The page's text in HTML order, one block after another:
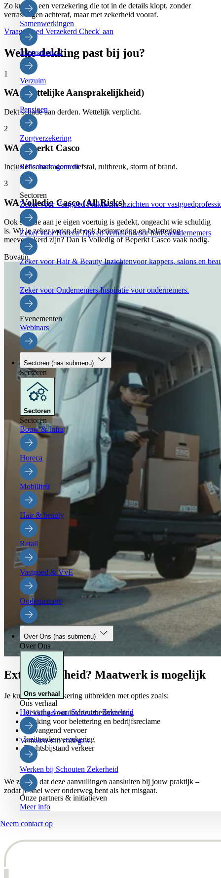
Samenwerkingen
Internationaal
Verzuim
Pensioen
Zorgverzekering
Risicomanagement
Sectoren
Zeker voor VastgoedPraktische inzichten voor
Zeker voor HorecaTips en verhalen voor horecaondernemers
Zeker voor Hair & BeautyInzichtenvoor kappers, salons en
Zeker voor OndernemersInspiratie voor ondernemers.
Evenementen
Webinars
Sectoren (has submenu)
Sectoren
Sectoren
Sectoren
Bouw & Infra
Horeca
Mobiliteit
Hair & beauty
Retail
Vastgoed & VvE
Ondernemers
Over Ons (has submenu)
Over Ons
Ons verhaal
Ons verhaal
Het verhaal van Schouten Zekerheid
Verhalen van collega's
Werken bij Schouten Zekerheid
Onze partners & initiatieven
Meer info
Neem contact op
Zo krijg je een verzekering die tot in de details klopt, zonder
verrassingen achteraf, maar met zekerheid vooraf.
Vraag 'Goed Verzekerd Check' aan
Welke dekking past bij jou?
1
WA (Wettelijke Aansprakelijkheid)
Dekt schade aan derden. Wettelijk verplicht.
2
WA Beperkt Casco
Inclusief schade door diefstal, ruitbreuk, storm of brand.
3
WA Volledig Casco (All Risks)
Ook schade aan je eigen voertuig is gedekt, ongeacht wie schuldig
is. Wil je zeker weten dat ook betimmering en belettering
meeverzekerd zijn? Dan is Volledig of Beperkt Casco vaak nodig.
Bovatin
Extra zekerheid? Maatwerk is mogelijk
Je kunt jouw verzekering uitbreiden met opties zoals:
Dekking voor interieurbetimmering
Dekking voor belettering en bedrijfsreclame
Vervangend vervoer
Inzittendenverzekering
Rechtsbijstand verkeer
We zorgen dat deze aanvullingen aansluiten bij jouw praktijk –
zodat je snel weer onderweg bent als het misgaat.